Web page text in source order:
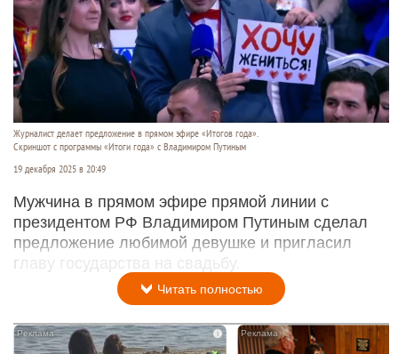
Журналист делает предложение в прямом эфире «Итогов года».
Скриншот с программы «Итоги года» с Владимиром Путиным
19 декабря 2025 в 20:49
Мужчина в прямом эфире прямой линии с
президентом РФ Владимиром Путиным сделал
предложение любимой девушке и пригласил
главу государства на свадьбу.
Читать полностью
i